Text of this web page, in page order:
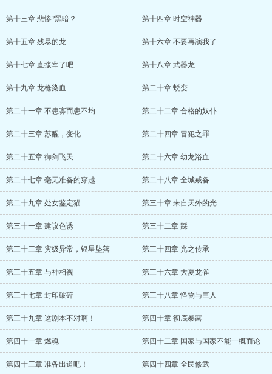
第十三章 悲惨?黑暗？ 第十四章 时空神器
第十五章 残暴的龙 第十六章 不要再演我了
第十七章 直接宰了吧 第十八章 武器龙
第十九章 龙枪染血 第二十章 蜕变
第二十一章 不患寡而患不均 第二十二章 合格的奴仆
第二十三章 苏醒，变化 第二十四章 冒犯之罪
第二十五章 御剑飞天 第二十六章 幼龙浴血
第二十七章 毫无准备的穿越 第二十八章 全城戒备
第二十九章 处女鉴定猫 第三十章 来自天外的光
第三十一章 建议色诱 第三十二章 踩
第三十三章 灾级异常，银星坠落 第三十四章 光之传承
第三十五章 与神相视 第三十六章 大夏龙雀
第三十七章 封印破碎 第三十八章 怪物与巨人
第三十九章 这剧本不对啊！ 第四十章 彻底暴露
第四十一章 燃魂 第四十二章 国家与国家不能一概而论
第四十三章 准备出道吧！ 第四十四章 全民修武